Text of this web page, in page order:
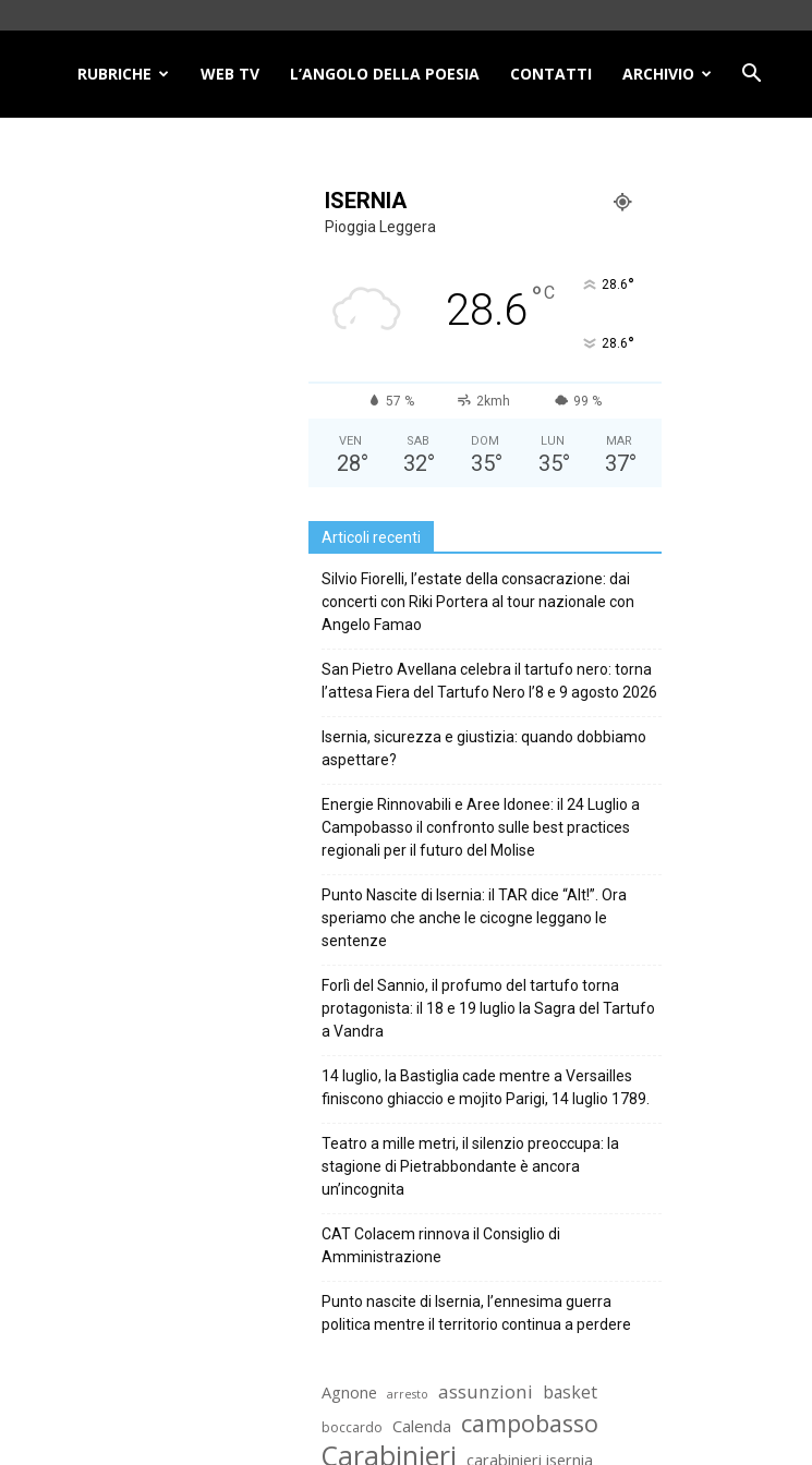
RUBRICHE WEB TV L’ANGOLO DELLA POESIA CONTATTI ARCHIVIO
ISERNIA
Pioggia Leggera
28.6°C 28.6°
28.6°
57 % 2kmh 99 %
VEN
28°
SAB
32°
DOM
35°
LUN
35°
MAR
37°
Articoli recenti
Silvio Fiorelli, l’estate della consacrazione: dai
concerti con Riki Portera al tour nazionale con
Angelo Famao
San Pietro Avellana celebra il tartufo nero: torna
l’attesa Fiera del Tartufo Nero l’8 e 9 agosto 2026
Isernia, sicurezza e giustizia: quando dobbiamo
aspettare?
Energie Rinnovabili e Aree Idonee: il 24 Luglio a
Campobasso il confronto sulle best practices
regionali per il futuro del Molise
Punto Nascite di Isernia: il TAR dice “Alt!”. Ora
speriamo che anche le cicogne leggano le
sentenze
Forlì del Sannio, il profumo del tartufo torna
protagonista: il 18 e 19 luglio la Sagra del Tartufo
a Vandra
14 luglio, la Bastiglia cade mentre a Versailles
finiscono ghiaccio e mojito Parigi, 14 luglio 1789.
Teatro a mille metri, il silenzio preoccupa: la
stagione di Pietrabbondante è ancora
un’incognita
CAT Colacem rinnova il Consiglio di
Amministrazione
Punto nascite di Isernia, l’ennesima guerra
politica mentre il territorio continua a perdere
Agnone arresto assunzioni basket
boccardo Calenda campobasso
Carabinieri carabinieri isernia